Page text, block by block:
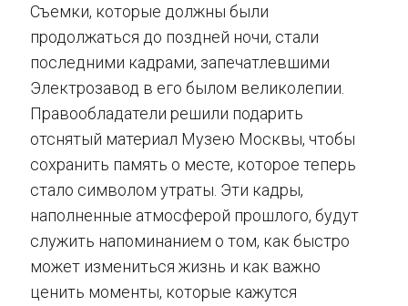
Съемки, которые должны были
продолжаться до поздней ночи, стали
последними кадрами, запечатлевшими
Электрозавод в его былом великолепии.
Правообладатели решили подарить
отснятый материал Музею Москвы, чтобы
сохранить память о месте, которое теперь
стало символом утраты. Эти кадры,
наполненные атмосферой прошлого, будут
служить напоминанием о том, как быстро
может измениться жизнь и как важно
ценить моменты, которые кажутся